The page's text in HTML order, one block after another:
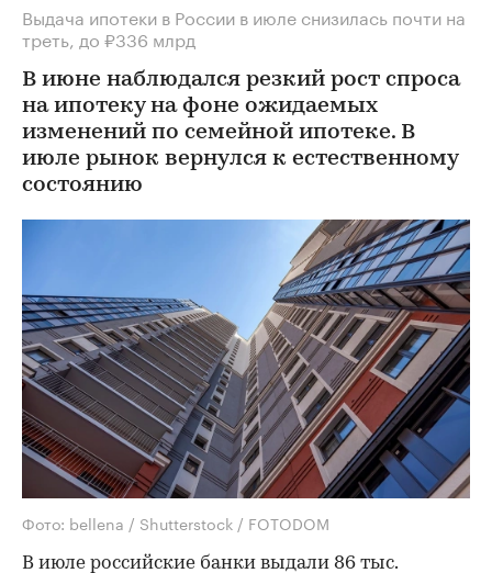
Выдача ипотеки в России в июле снизилась почти на
треть, до ₽336 млрд
В июне наблюдался резкий рост спроса
на ипотеку на фоне ожидаемых
изменений по семейной ипотеке. В
июле рынок вернулся к естественному
состоянию
Фото: bellena / Shutterstock / FOTODOM
В июле российские банки выдали 86 тыс.